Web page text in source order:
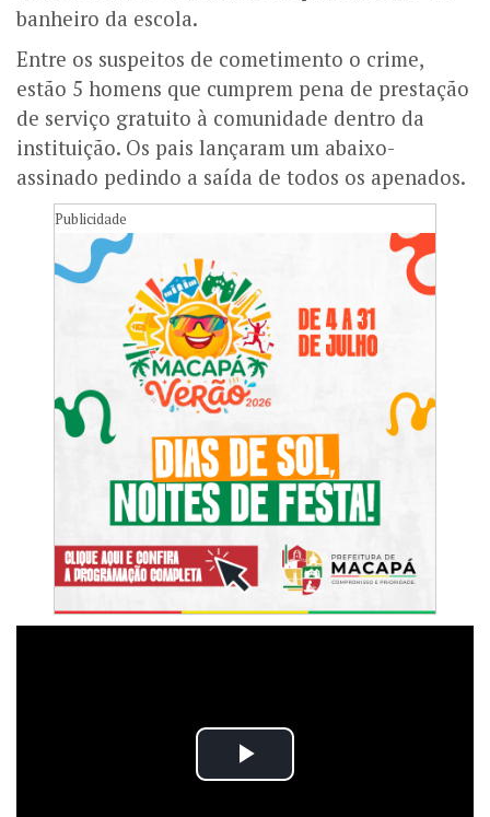
banheiro da escola.
Entre os suspeitos de cometimento o crime,
estão 5 homens que cumprem pena de prestação
de serviço gratuito à comunidade dentro da
instituição. Os pais lançaram um abaixo-
assinado pedindo a saída de todos os apenados.
Publicidade